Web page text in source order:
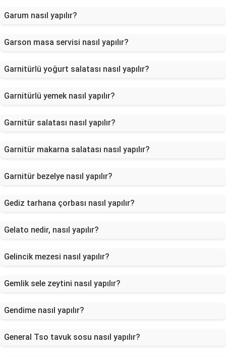
Garum nasıl yapılır?
Garson masa servisi nasıl yapılır?
Garnitürlü yoğurt salatası nasıl yapılır?
Garnitürlü yemek nasıl yapılır?
Garnitür salatası nasıl yapılır?
Garnitür makarna salatası nasıl yapılır?
Garnitür bezelye nasıl yapılır?
Gediz tarhana çorbası nasıl yapılır?
Gelato nedir, nasıl yapılır?
Gelincik mezesi nasıl yapılır?
Gemlik sele zeytini nasıl yapılır?
Gendime nasıl yapılır?
General Tso tavuk sosu nasıl yapılır?